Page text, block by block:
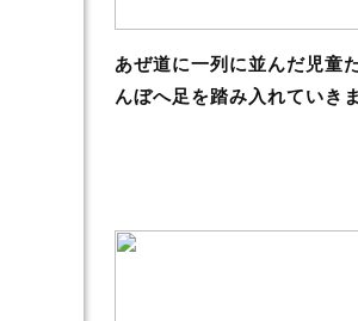
あぜ道に一列に並んだ児童
んぼへ足を踏み入れていき